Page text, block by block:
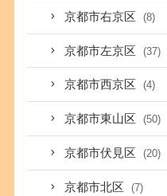
京都市右京区 (8)
京都市左京区 (37)
京都市西京区 (4)
京都市東山区 (50)
京都市伏見区 (20)
京都市北区 (7)